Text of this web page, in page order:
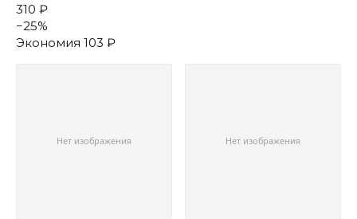
310 ₽
−25%
Экономия 103 ₽